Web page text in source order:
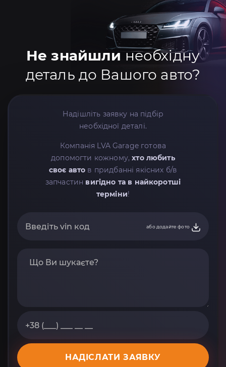
Не знайшли необхідну
деталь до Вашого авто?
Надішліть заявку на підбір
необхідної деталі.
Компанія LVA Garage готова
допомогти кожному,хто любить
своє авто в придбанні якісних б/в
запчастин вигідно та в найкоротші
терміни!
або додайте фото
НАДІСЛАТИ ЗАЯВКУ